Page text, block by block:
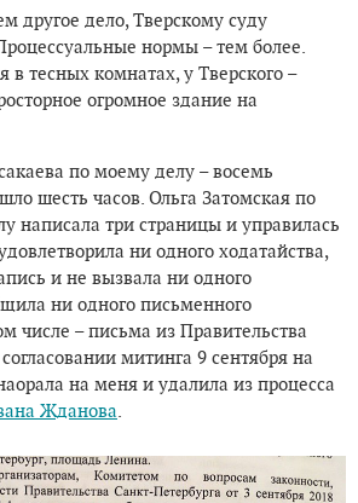
другое дело, Тверскому суду
нормы – тем более.
тесных комнатах, у Тверского –
огромное здание на
по моему делу – восемь
шесть часов. Ольга Затомская по
написала три страницы и управилась
ни одного ходатайства,
и не вызвала ни одного
ни одного письменного
числе – письма из Правительства
митинга 9 сентября на
на меня и удалила из процесса
Жданова.